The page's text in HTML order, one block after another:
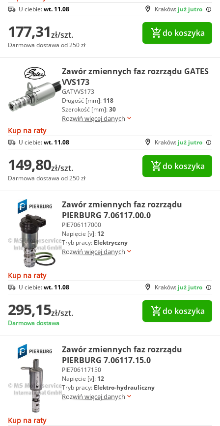
Kraków: już jutro
U ciebie:wt. 11.08
177,31zł/szt.
Darmowa dostawa od 250 zł
do koszyka
Zawór zmiennych faz rozrządu GATES
VVS173
GATVVS173
Długość [mm]: 118
Szerokość [mm]:30
Rozwiń więcej danych
Kup na raty
Kraków: już jutro
U ciebie:wt. 11.08
149,80zł/szt.
Darmowa dostawa od 250 zł
do koszyka
Zawór zmiennych faz rozrządu
PIERBURG 7.06117.00.0
PIE706117000
Napięcie [v]: 12
Tryb pracy: Elektryczny
Rozwiń więcej danych
Kup na raty
Kraków: już jutro
U ciebie:wt. 11.08
295,15zł/szt.
Darmowa dostawa
do koszyka
Zawór zmiennych faz rozrządu
PIERBURG 7.06117.15.0
PIE706117150
Napięcie [v]: 12
Tryb pracy: Elektro-hydrauliczny
Rozwiń więcej danych
Kup na raty